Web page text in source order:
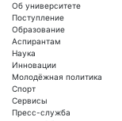
Об университете
Поступление
Образование
Аспирантам
Наука
Инновации
Молодёжная политика
Спорт
Сервисы
Пресс-служба